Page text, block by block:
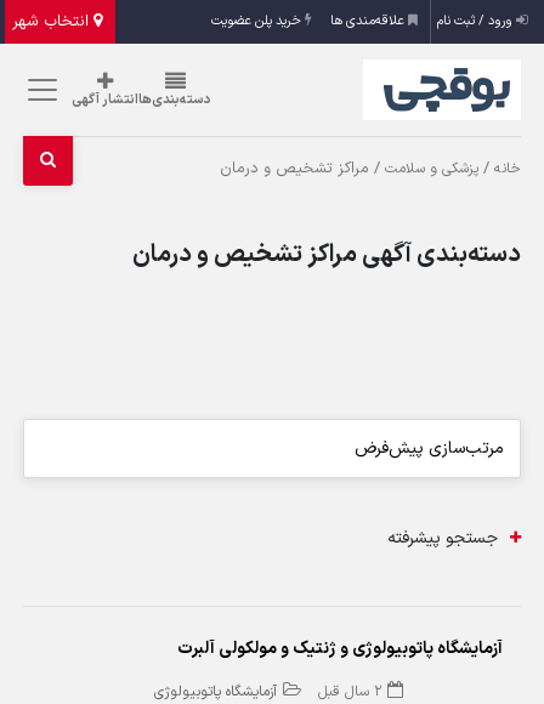
انتخاب شهر ورود / ثبت نام علاقه‌مندی ها خرید پلن عضویت
دسته‌بندی‌هاانتشار آگهی
خانه /پزشکی و سلامت / مراکز تشخیص و درمان
دسته‌بندی آگهی مراکز تشخیص و درمان
جستجو پیشرفته
آزمایشگاه پاتوبیولوژی و ژنتیک و مولکولی آلبرت
2 سال قبل آزمایشگاه پاتوبیولوژی